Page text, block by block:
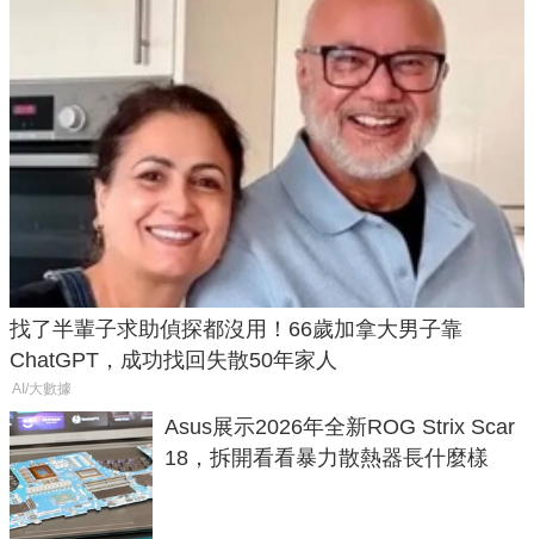
找了半輩子求助偵探都沒用！66歲加拿大男子靠
ChatGPT，成功找回失散50年家人
AI/大數據
Asus展示2026年全新ROG Strix Scar
18，拆開看看暴力散熱器長什麼樣